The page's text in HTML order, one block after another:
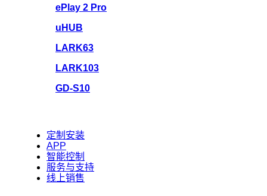
ePlay 2 Pro
uHUB
LARK63
LARK103
GD-S10
定制安装
APP
智能控制
服务与支持
线上销售